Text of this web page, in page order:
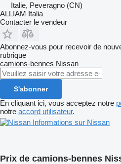
Italie, Peveragno (CN)
ALLIAM Italia
Contacter le vendeur
Abonnez-vous pour recevoir de
rubrique
camions-bennes Nissan
S'abonner
En cliquant ici, vous acceptez notre
notre accord utilisateur.
Informations sur Nissan
Prix de camions-bennes